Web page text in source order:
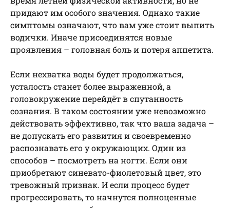
придают им особого значения. Однако такие
симптомы означают, что вам уже стоит выпить
водички. Иначе присоединятся новые
проявления – головная боль и потеря аппетита.
Если нехватка воды будет продолжаться,
усталость станет более выраженной, а
головокружение перейдёт в спутанность
сознания. В таком состоянии уже невозможно
действовать эффективно, так что ваша задача –
не допускать его развития и своевременно
распознавать его у окружающих. Один из
способов – посмотреть на ногти. Если они
приобретают синевато-фиолетовый цвет, это
тревожный признак. И если процесс будет
прогрессировать, то начнутся полноценные